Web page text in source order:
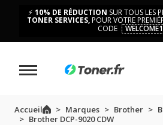
⚡ 10% DE RÉDUCTION SUR TOUS LES
TONER SERVICES,POUR VOTRE
CODE
Accueil Marques Brother
Brother DCP-9020 CDW